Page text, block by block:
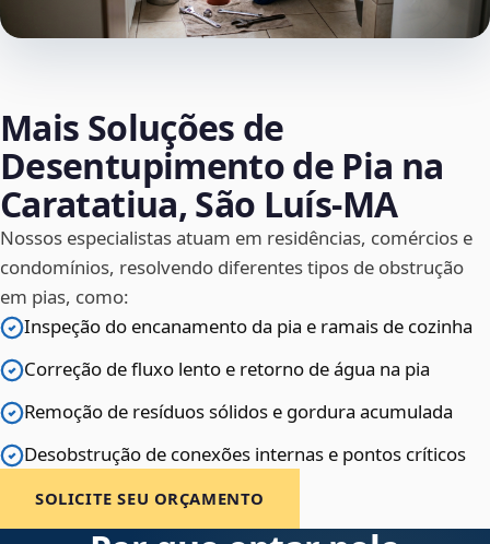
Mais Soluções de
Desentupimento de Pia na
Caratatiua, São Luís‑MA
Nossos especialistas atuam em residências, comércios e
condomínios, resolvendo diferentes tipos de obstrução
em pias, como:
Inspeção do encanamento da pia e ramais de cozinha
Correção de fluxo lento e retorno de água na pia
Remoção de resíduos sólidos e gordura acumulada
Desobstrução de conexões internas e pontos críticos
SOLICITE SEU ORÇAMENTO